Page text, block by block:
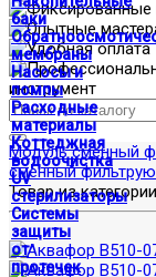
баки
мембраны
Насосы и
помпы
Расходные
материалы
Коттеджная
водоочистка
UV
стерилизаторы
Системы
защиты
от
протечек
инструмент
Модуль сменный
сменный
Товар из